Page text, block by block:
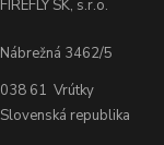
FIREFLY SK, s.r.o.
Nábrežná 3462/5
038 61 Vrútky
Slovenská republika